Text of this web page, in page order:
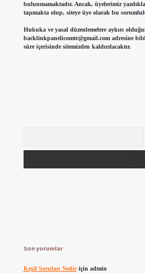
bulunmamaktadır. Ancak, üyelerimiz
taşımakta olup, siteye üye olarak bu
Hukuka ve yasal düzenlemelere aykırı
backlinkpanelicomtr@gmail.comadresine
süre içerisinde sitemizden kaldırılacaktır.
Son yorumlar
Keşif Soruları Nediriçin admin